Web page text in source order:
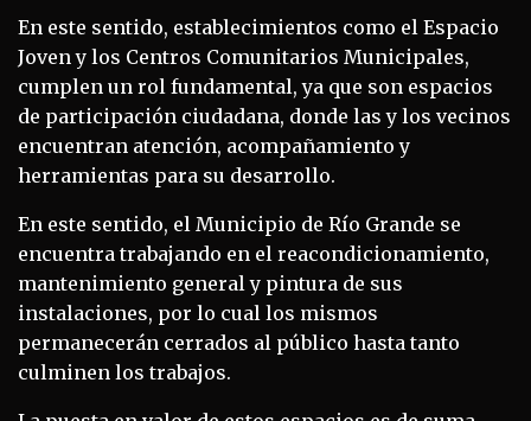
En este sentido, establecimientos como el Espacio
Joven y los Centros Comunitarios Municipales,
cumplen un rol fundamental, ya que son espacios
de participación ciudadana, donde las y los vecinos
encuentran atención, acompañamiento y
herramientas para su desarrollo.
En este sentido, el Municipio de Río Grande se
encuentra trabajando en el reacondicionamiento,
mantenimiento general y pintura de sus
instalaciones, por lo cual los mismos
permanecerán cerrados al público hasta tanto
culminen los trabajos.